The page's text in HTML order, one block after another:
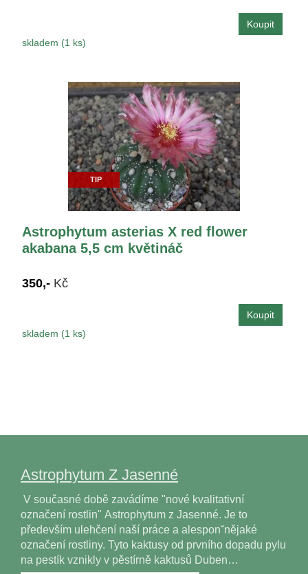
skladem (1 ks)
TIP
Astrophytum asterias X red flower
akabana 5,5 cm květináč
350,- Kč
skladem (1 ks)
Astrophytum Z Jasenné
V současné době zavádíme "nové kvalitativní
označení rostlin" Astrophytum z Jasenné. Je to
především ulehčení naší práce a alesponˇnějaké
označení rostliny. Tyto kaktusy od prvního dopadu pylu
na pestík vznikly v pěstírně kaktusů Duben…